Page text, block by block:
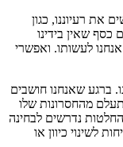
את רעיוננו, כגון
שאין בידינו
לעשותו. ואפשרי
ברגע שאנחנו חושבים
מהחסרונות שלו
נדרשים לבחינה
לשינוי כיוון או